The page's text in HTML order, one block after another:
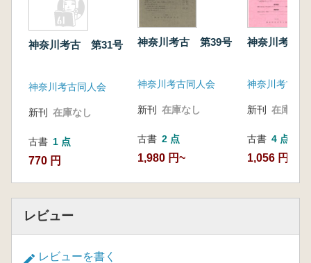
神奈川考古 第31号
神奈川考古同人会
新刊 在庫なし
古書 1 点
770 円
神奈川考古 第39号
神奈川考古同人会
新刊 在庫なし
古書 2 点
1,980 円~
神奈川考古
神奈川考古同
新刊 在庫なし
古書 4 点
1,056 円~
レビュー
レビューを書く